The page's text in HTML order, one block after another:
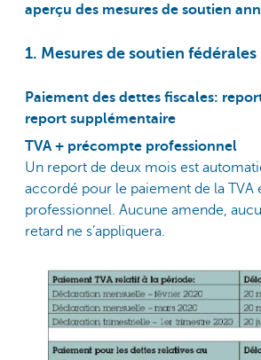
aperçu des mesures de soutien
1. Mesures de soutien fédérales
Paiement des dettes fiscales:
report supplémentaire
TVA + précompte professionnel
Un report de deux mois est
accordé pour le paiement de la TVA
professionnel. Aucune amende,
retard ne s’appliquera.